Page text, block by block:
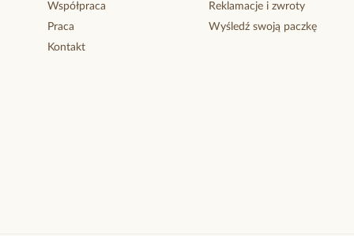
Współpraca
Praca
Kontakt
Reklamacje i zwroty
Wyśledź swoją paczkę